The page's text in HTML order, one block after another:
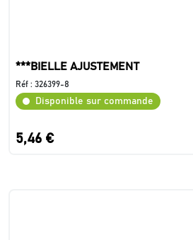
***BIELLE AJUSTEMENT
Réf : 326399-8
Disponible sur commande
5,46 €